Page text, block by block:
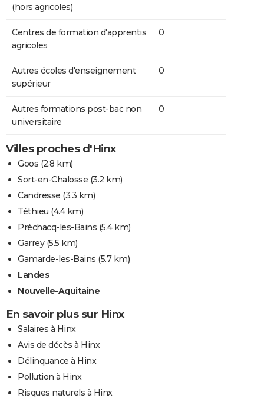
(hors agricoles)
Centres de formation d'apprentis
agricoles
0
Autres écoles d'enseignement
supérieur
0
Autres formations post-bac non
universitaire
0
Villes proches d'Hinx
Goos (2.8 km)
Sort-en-Chalosse (3.2 km)
Candresse (3.3 km)
Téthieu (4.4 km)
Préchacq-les-Bains (5.4 km)
Garrey(5.5 km)
Gamarde-les-Bains (5.7 km)
Landes
Nouvelle-Aquitaine
En savoir plus sur Hinx
Salaires à Hinx
Avis de décès à Hinx
Délinquance à Hinx
Pollution à Hinx
Risques naturels à Hinx